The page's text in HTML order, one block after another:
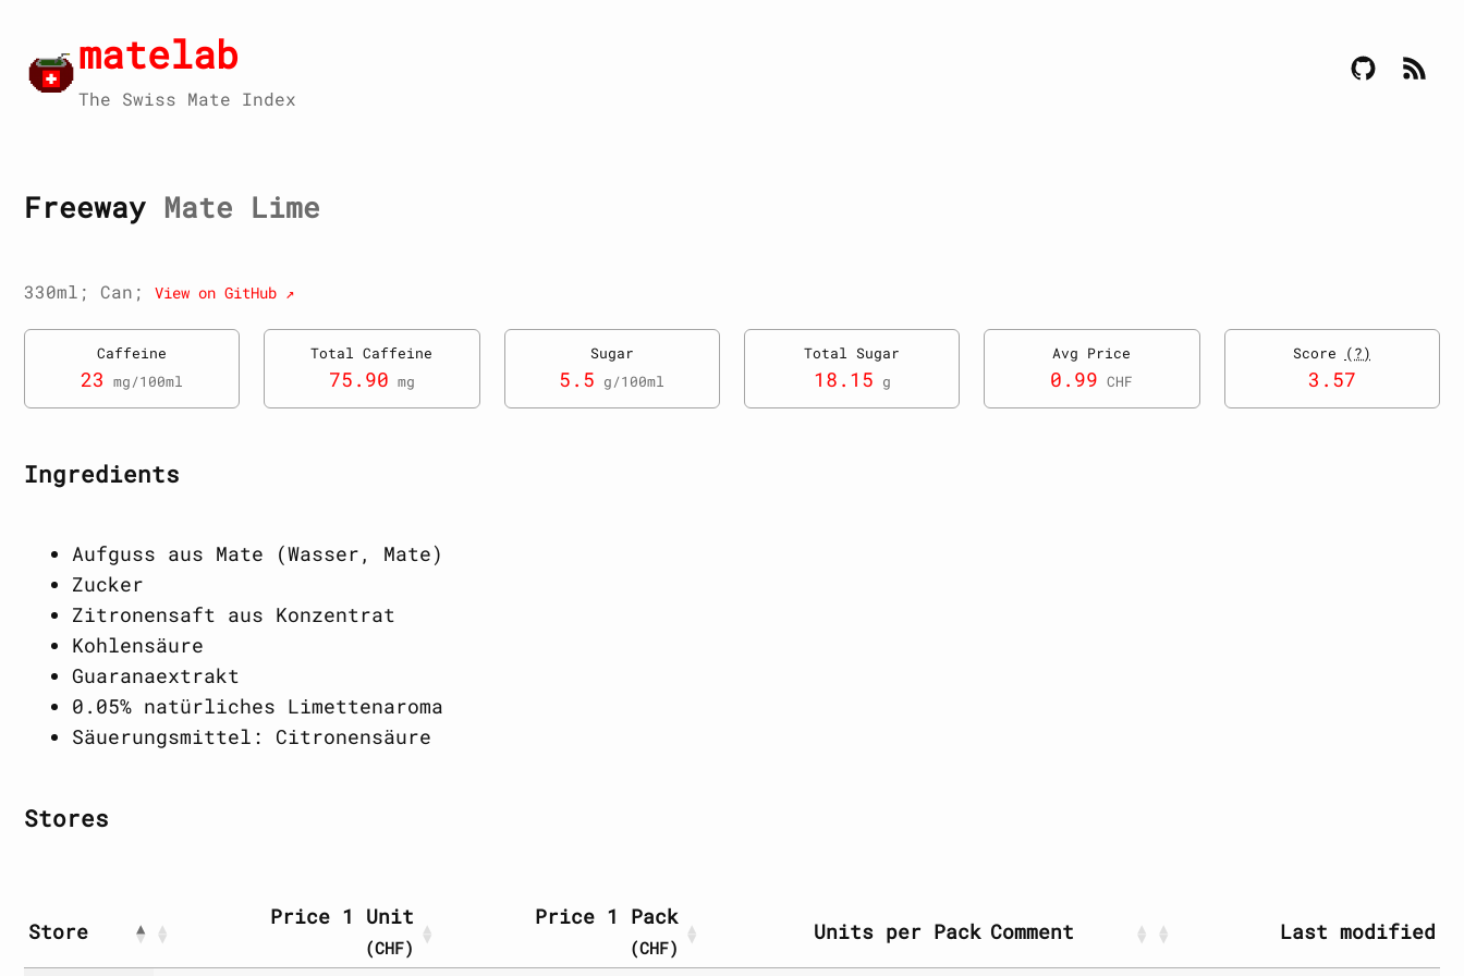
matelab
The Swiss Mate Index
Freeway Mate Lime
330ml; Can; View on GitHub ↗
Caffeine
23 mg/100ml
Total Caffeine
75.90 mg
Sugar
5.5 g/100ml
Total Sugar
18.15 g
Avg Price
0.99 CHF
Score (?)
3.57
Ingredients
Aufguss aus Mate (Wasser, Mate)
Zucker
Zitronensaft aus Konzentrat
Kohlensäure
Guaranaextrakt
0.05% natürliches Limettenaroma
Säuerungsmittel: Citronensäure
Stores
Store
Price 1 Unit
(CHF)
Price 1 Pack
(CHF)
Units per Pack Comment Last modified